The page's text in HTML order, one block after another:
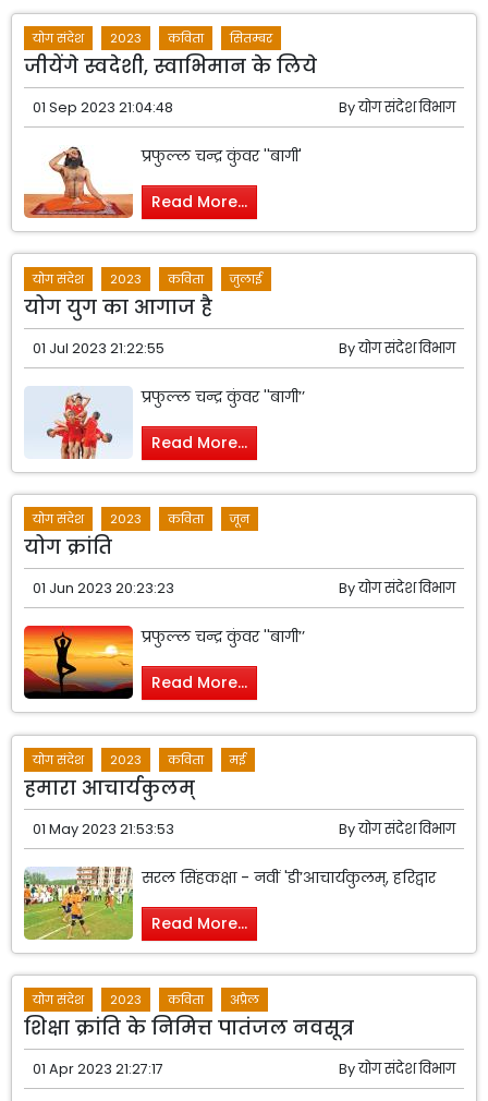
योग संदेश 2023 कविता सितम्बर
जीयेंगे स्वदेशी, स्वाभिमान के लिये
01 Sep 2023 21:04:48 Byयोग संदेश विभाग
प्रफुल्ल चन्द्र कुंवर ''बागी'
Read More...
योग संदेश 2023 कविता जुलाई
योग युग का आगाज है
01 Jul 2023 21:22:55 Byयोग संदेश विभाग
प्रफुल्ल चन्द्र कुंवर ''बागी’’
Read More...
योग संदेश 2023 कविता जून
योग क्रांति
01 Jun 2023 20:23:23 Byयोग संदेश विभाग
प्रफुल्ल चन्द्र कुंवर ''बागी’’
Read More...
योग संदेश 2023 कविता मई
हमारा आचार्यकुलम्
01 May 2023 21:53:53 Byयोग संदेश विभाग
सरल सिंहकक्षा - नवीं 'डी’आचार्यकुलम्, हरिद्वार
Read More...
योग संदेश 2023 कविता अप्रैल
शिक्षा क्रांति के निमित्त पातंजल नवसूत्र
01 Apr 2023 21:27:17 Byयोग संदेश विभाग